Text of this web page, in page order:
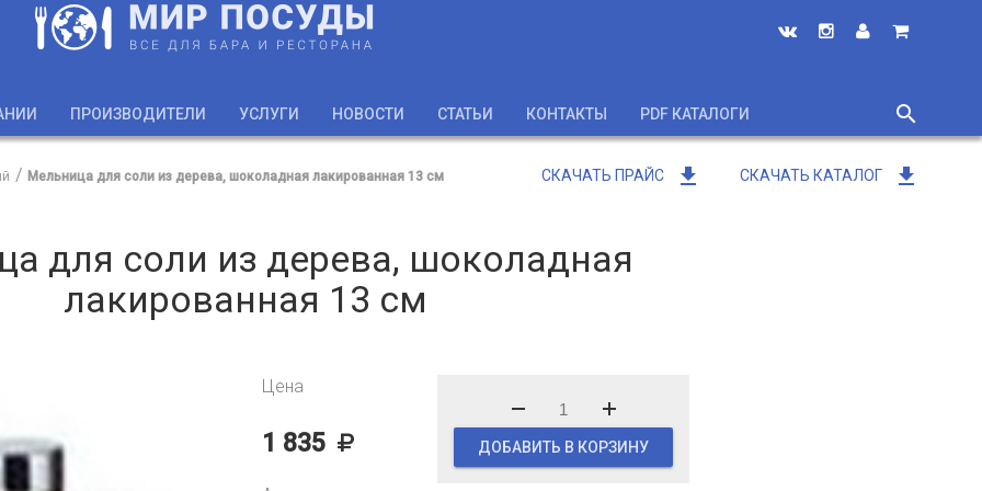
ПРОИЗВОДИТЕЛИ УСЛУГИ НОВОСТИ СТАТЬИ КОНТАКТЫ PDF КАТАЛОГИ
search
close
СКАЧАТЬ ПРАЙС get_app СКАЧАТЬ КАТАЛОГ get_app
Мельница для соли из дерева, шоколадная лакированная 13 см
для соли из дерева, шоколадная
лакированная 13 см
Цена
1 835 ДОБАВИТЬ В КОРЗИНУ